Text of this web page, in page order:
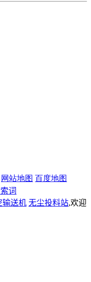
网站地图 百度地图
词
输送机 无尘投料站,欢迎